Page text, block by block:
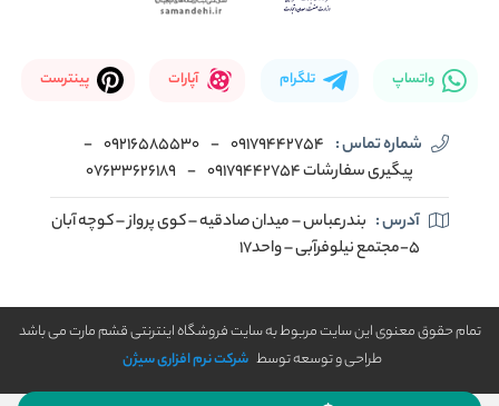
واتساپ تلگرام آپارات پینترست
شماره تماس : 09179442754
-
09216585530
-
پیگیری سفارشات 09179442754
-
07633626189
آدرس : بندرعباس – میدان صادقیه – کوی پرواز – کوچه آبان
5-مجتمع نیلوفرآبی – واحد17
تمام حقوق معنوی این سایت مربوط به سایت فروشگاه اینترنتی قشم مارت می باشد
طراحی و توسعه توسط شرکت نرم افزاری سیژن